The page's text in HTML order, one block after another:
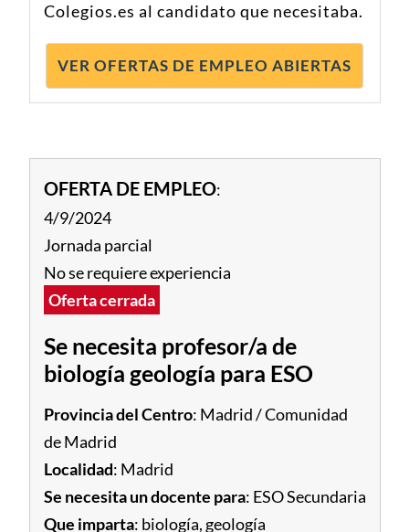
Colegios.es al candidato que necesitaba.
VER OFERTAS DE EMPLEO ABIERTAS
OFERTA DE EMPLEO:
4/9/2024
Jornada parcial
No se requiere experiencia
Oferta cerrada
Se necesita profesor/a de
biología geología para ESO
Provincia del Centro: Madrid / Comunidad
de Madrid
Localidad: Madrid
Se necesita un docente para: ESO Secundaria
Que imparta: biología, geología